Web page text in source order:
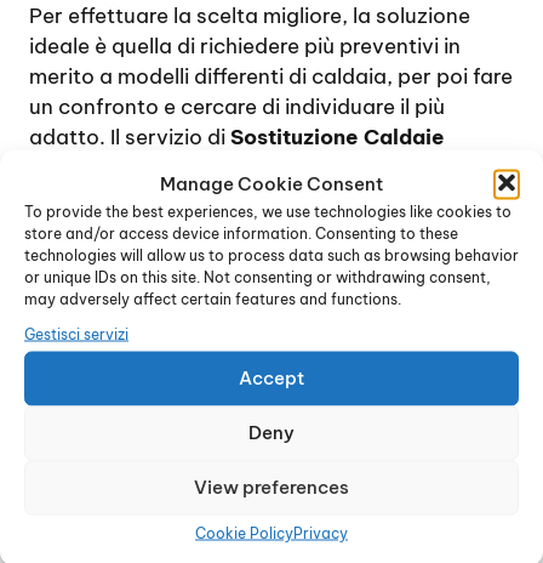
Manage Cookie Consent
To provide the best experiences, we use technologies like cookies to
store and/or access device information. Consenting to these
technologies will allow us to process data such as browsing behavior
or unique IDs on this site. Not consenting or withdrawing consent,
may adversely affect certain features and functions.
Gestisci servizi
Accept
Deny
View preferences
Cookie PolicyPrivacy
Per effettuare la scelta migliore, la soluzione
ideale è quella di richiedere più preventivi in
merito a modelli differenti di caldaia, per poi fare
un confronto e cercare di individuare il più
adatto. Il servizio diSostituzione Caldaie
sopralluogo nell’ambiente in cui la caldaia dovrà
essere installata, proponendo diverse soluzioni
e orientando il cliente verso la scelta migliore.
Il marchio Junkers, leader nel settore della
scaldacqua e sistemi per il riscaldamento e la
climatizzazione, propone una vasta scelta di
dispositivi di ultima generazione: caldaie a
condensazione, performanti ed economiche,
caldaie a basamento o murali, modelli a tenuta
stagna da installare in esterno e tanti altre